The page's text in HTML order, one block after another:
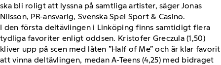
ska bli roligt att lyssna på samtliga artister, säger Jonas
Nilsson, PR-ansvarig, Svenska Spel Sport & Casino.
I den första deltävlingen i Linköping finns samtidigt flera
tydliga favoriter enligt oddsen. Kristofer Greczula (1,50)
kliver upp på scen med låten ”Half of Me” och är klar favorit
att vinna deltävlingen, medan A-Teens (4,25) med bidraget